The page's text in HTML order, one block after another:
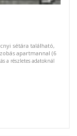
sétára található,
apartmannal (6
a részletes adatoknál